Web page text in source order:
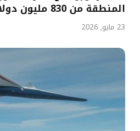
المنطقة من 830 مليون دولار
23 مايو, 2026